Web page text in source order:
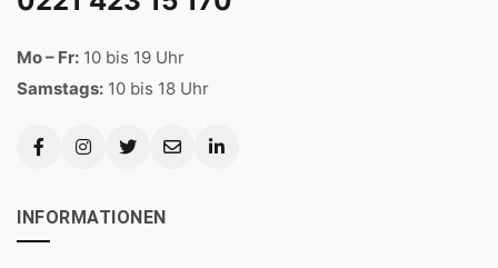
Mo – Fr: 10 bis 19 Uhr
Samstags: 10 bis 18 Uhr
INFORMATIONEN